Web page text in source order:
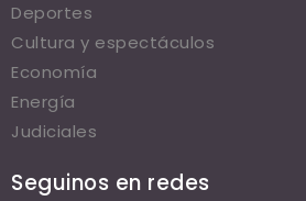
Deportes
Cultura y espectáculos
Economía
Energía
Judiciales
Seguinos en redes